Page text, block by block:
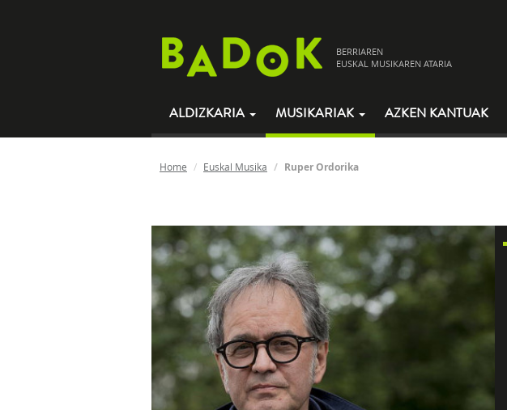
BERRIAREN
EUSKAL MUSIKAREN ATARIA
ALDIZKARIA MUSIKARIAK AZKEN KANTUAK
Home Euskal Musika Ruper Ordorika